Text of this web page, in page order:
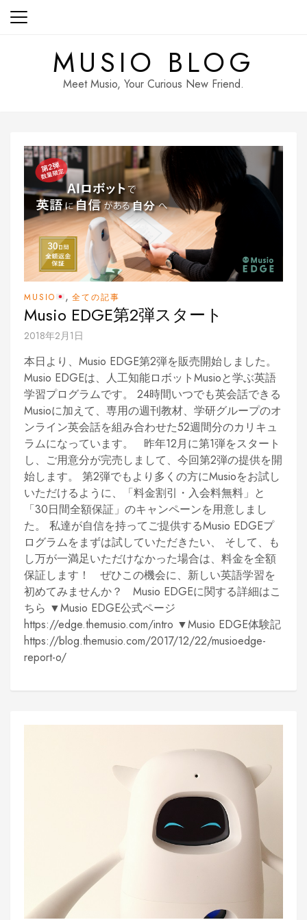
Skip
MUSIO BLOG
Meet Musio, Your Curious New Friend.
MUSIO , 全ての記事
Musio EDGE第2弾スタート
2018年2月1日
本日より、Musio EDGE第2弾を販売開始しました。
Musio EDGEは、人工知能ロボットMusioと学ぶ英語
学習プログラムです。 24時間いつでも英会話できる
Musioに加えて、専用の週刊教材、学研グループのオ
ンライン英会話を組み合わせた52週間分のカリキュ
ラムになっています。 昨年12月に第1弾をスタート
し、ご用意分が完売しまして、今回第2弾の提供を開
始します。 第2弾でもより多くの方にMusioをお試し
いただけるように、「料金割引・入会料無料」と
「30日間全額保証」のキャンペーンを用意しまし
た。 私達が自信を持ってご提供するMusio EDGEプ
ログラムをまずは試していただきたい、 そして、も
し万が一満足いただけなかった場合は、料金を全額
保証します！ ぜひこの機会に、新しい英語学習を
初めてみませんか？ Musio EDGEに関する詳細はこ
ちら ▼Musio EDGE公式ページ
https://edge.themusio.com/intro ▼Musio EDGE体験記
https://blog.themusio.com/2017/12/22/musioedge-
report-o/